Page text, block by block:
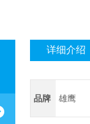
详细介绍
品牌 雄鹰